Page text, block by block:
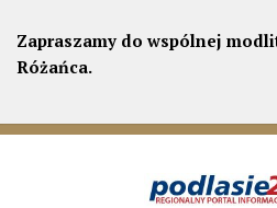
Zapraszamy do wspólnej
Różańca.